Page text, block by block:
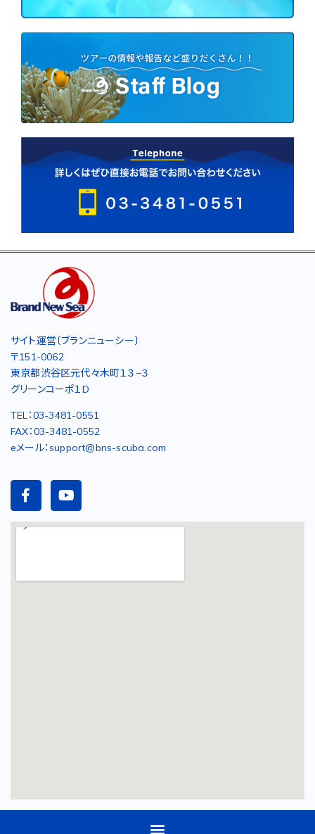
サイト運営〔ブランニューシー〕
〒151-0062
東京都渋谷区元代々木町１３−３
グリーンコーポ１D
TEL：03-3481-0551
FAX：03-3481-0552
eメール：support@bns-scuba.com